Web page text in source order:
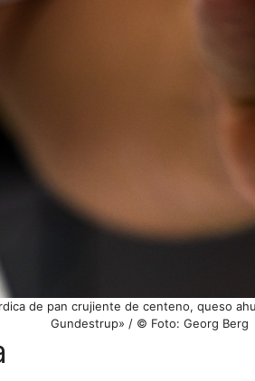
de pan crujiente de centeno, queso
Gundestrup» / © Foto: Georg Berg